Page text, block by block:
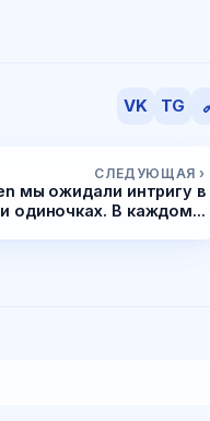
VK TG
СЛЕДУЮЩАЯ ›
мы ожидали интригу в
одиночках. В каждом...